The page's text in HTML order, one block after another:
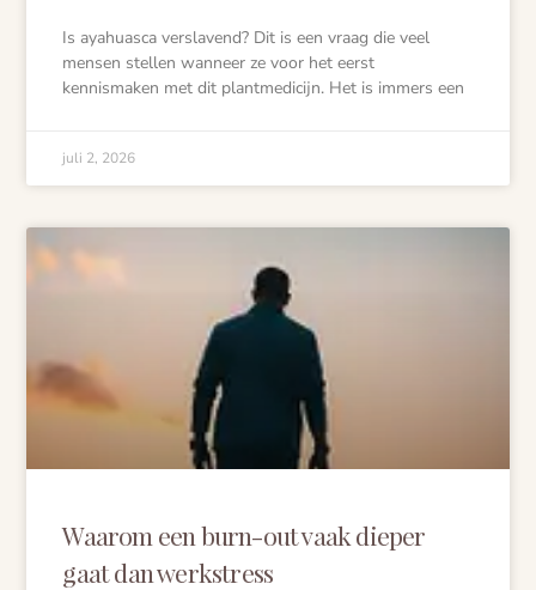
Is ayahuasca verslavend? Dit is een vraag die veel
mensen stellen wanneer ze voor het eerst
kennismaken met dit plantmedicijn. Het is immers een
juli 2, 2026
Waarom een burn-out vaak dieper
gaat dan werkstress